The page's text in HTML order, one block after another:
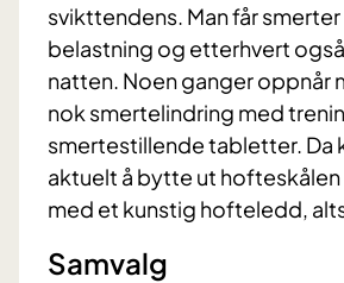
svikttendens. Man får
belastning og etterhvert
natten. Noen ganger oppnår
nok smertelindring med
smertestillende tabletter. Da
aktuelt å bytte ut
med et kunstig hofteledd,
​Samvalg